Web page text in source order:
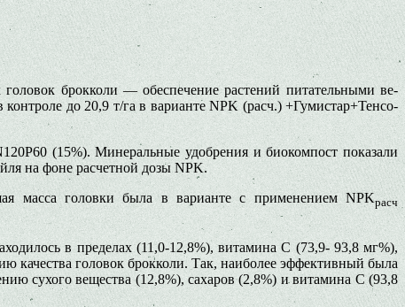
брокколи — обес­печение растений питательными ве­
до 20,9 т/га в ва­рианте NPK (расч.) +Гумистар+Тенсо-
(15%). Минераль­ные удобрения и биокомпост показа­ли
на фоне расчет­ной дозы NPK.
масса головки была в варианте с применением NPKpacч
в пре­делах (11,0-12,8%), витамина С (73,9- 93,8 мг%),
ка­чества головок брокколи. Так, на­иболее эффективный была
сухого вещества (12,8%), са­харов (2,8%) и витамина С (93,8